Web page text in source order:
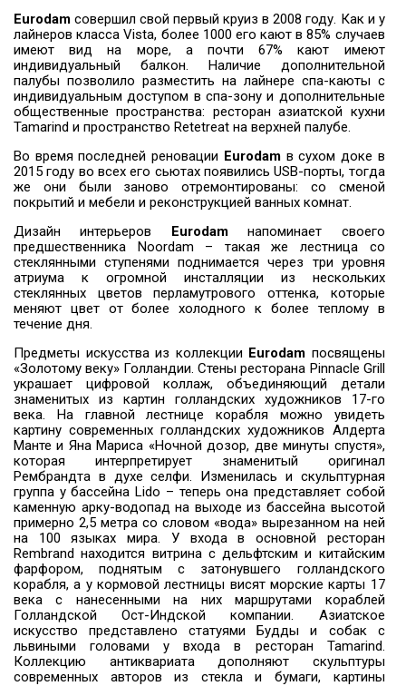
Eurodam совершил свой первый круиз в 2008 году. Как и у
лайнеров класса Vista, более 1000 его кают в 85% случаев
имеют вид на море, а почти 67% кают имеют
индивидуальный балкон. Наличие дополнительной
палубы позволило разместить на лайнере спа-каюты с
индивидуальным доступом в спа-зону и дополнительные
общественные пространства: ресторан азиатской кухни
Tamarind и пространство Retetreat на верхней палубе.
Во время последней реновации Eurodamв сухом доке в
2015 году во всех его сьютах появились USB-порты, тогда
же они были заново отремонтированы: со сменой
покрытий и мебели и реконструкцией ванных комнат.
Дизайн интерьеров Eurodamнапоминает своего
предшественника Noordam – такая же лестница со
стеклянными ступенями поднимается через три уровня
атриума к огромной инсталляции из нескольких
стеклянных цветов перламутрового оттенка, которые
меняют цвет от более холодного к более теплому в
течение дня.
Предметы искусства из коллекции Eurodam посвящены
«Золотому веку» Голландии. Стены ресторана Pinnacle Grill
украшает цифровой коллаж, объединяющий детали
знаменитых из картин голландских художников 17-го
века. На главной лестнице корабля можно увидеть
картину современных голландских художников Алдерта
Манте и Яна Мариса «Ночной дозор, две минуты спустя»,
которая интерпретирует знаменитый оригинал
Рембрандта в духе селфи. Изменилась и скульптурная
группа у бассейна Lido – теперь она представляет собой
каменную арку-водопад на выходе из бассейна высотой
примерно 2,5 метра со словом «вода» вырезанном на ней
на 100 языках мира. У входа в основной ресторан
Rembrand находится витрина с дельфтским и китайским
фарфором, поднятым с затонувшего голландского
корабля, а у кормовой лестницы висят морские карты 17
века с нанесенными на них маршрутами кораблей
Голландской Ост-Индской компании. Азиатское
искусство представлено статуями Будды и собак с
львиными головами у входа в ресторан Tamarind.
Коллекцию антиквариата дополняют скульптуры
современных авторов из стекла и бумаги, картины